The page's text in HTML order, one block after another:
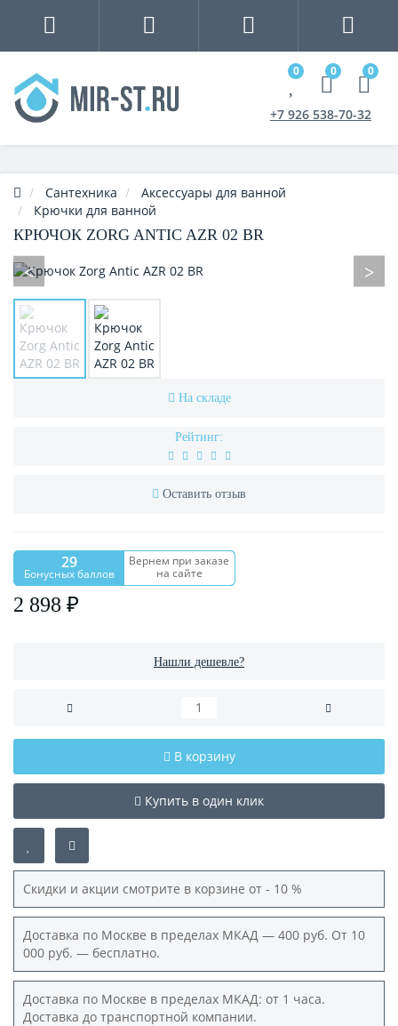
0 0 0
+7 926 538-70-32
Сантехника
Аксессуары для ванной
Крючки для ванной
КРЮЧОК ZORG ANTIC AZR 02 BR
На складе
Рейтинг:
Оставить отзыв
29
Бонусных баллов
Вернем при заказе
на сайте
2 898 ₽
Нашли дешевле?
В корзину
Купить в один клик
Скидки и акции смотрите в корзине от - 10 %
Доставка по Москве в пределах МКАД — 400 руб. От 10
000 руб. — бесплатно.
Доставка по Москве в пределах МКАД: от 1 часа.
Доставка до транспортной компании.